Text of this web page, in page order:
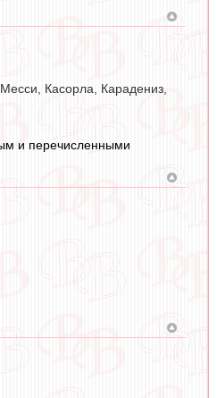
Касорла, Карадениз,
и перечисленными